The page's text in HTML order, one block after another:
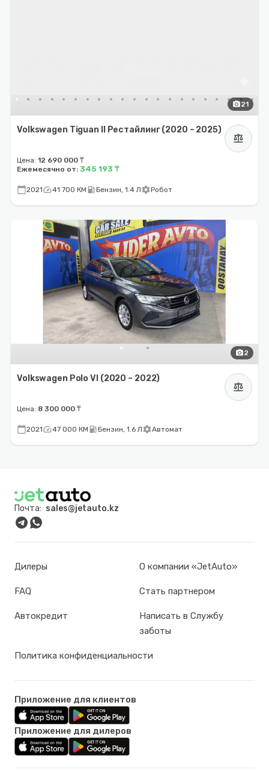
photo_camera21
Volkswagen Tiguan II Рестайлинг (2020 – 2025)
balance
Цена: 12 690 000 ₸
Ежемесячно от: 345 193 ₸
calendar_today2021speed41 700 КМ local_gas_stationБензин, 1.4 ЛsettingsРобот
photo_camera2
Volkswagen Polo VI (2020 – 2022)
balance
Цена: 8 300 000 ₸
calendar_today2021speed47 000 КМ local_gas_stationБензин, 1.6 ЛsettingsАвтомат
Почта: sales@jetauto.kz
Дилеры О компании «JetAuto»
FAQ Стать партнером
Автокредит
Написать в Службу
заботы
Политика конфиденциальности
Приложение для клиентов
Приложение для дилеров